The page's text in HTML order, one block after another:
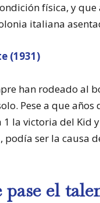
física, y
italiana
han rodeado al
Pese a que
la victoria del Kid
ser la causa
el